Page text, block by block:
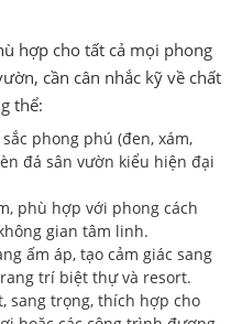
hợp cho tất cả mọi phong
cần cân nhắc kỹ về chất
thể:
phong phú (đen, xám,
đá sân vườn kiểu hiện đại
phù hợp với phong cách
gian tâm linh.
ấm áp, tạo cảm giác sang
trí biệt thự và resort.
sang trọng, thích hợp cho